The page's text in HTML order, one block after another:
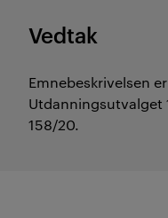
Vedtak
Emnebeskrivelsen
Utdanningsutvalget
158/20.